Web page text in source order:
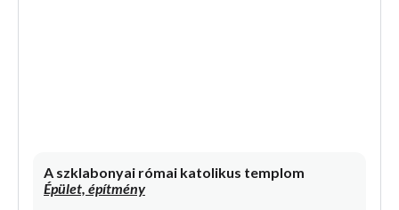
A szklabonyai római katolikus templom
Épület, építmény